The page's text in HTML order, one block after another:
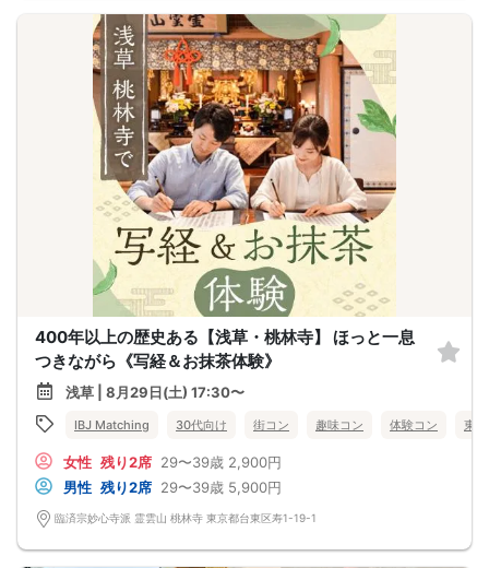
400年以上の歴史ある【浅草・桃林寺】 ほっと一息
つきながら《写経＆お抹茶体験》
浅草 | 8月29日(土) 17:30〜
IBJ Matching 30代向け 街コン 趣味コン 体験コン 東
女性 残り2席 29〜39歳 2,900円
男性 残り2席 29〜39歳 5,900円
臨済宗妙心寺派 霊雲山 桃林寺 東京都台東区寿1-19-1